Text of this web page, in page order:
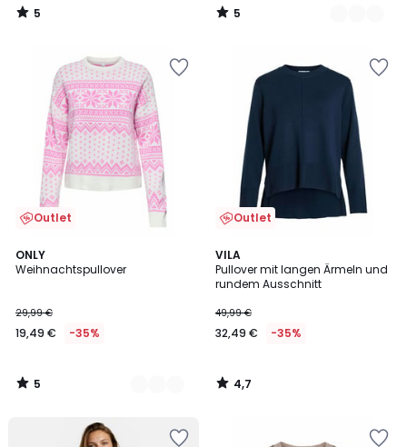
5
/
5
/
Outlet
ONLY
Weihnachtspullover
29,99 €
19,49 € -35%
5
/
2
Farben
5
/
Outlet
VILA
Pullover mit langen Ärmeln und
rundem Ausschnitt
49,99 €
32,49 € -35%
4,7
/ 5
4,7
/